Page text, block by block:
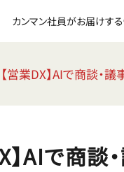
カンマン社員がお届けす
【営業DX】AIで商談・
】AIで商